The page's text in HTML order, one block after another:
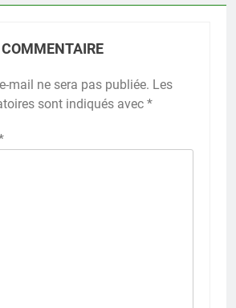
mail ne sera pas publiée. Les
sont indiqués avec *